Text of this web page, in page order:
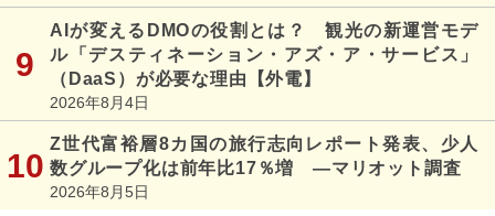
AIが変えるDMOの役割とは？ 観光の新運営モデ
ル「デスティネーション・アズ・ア・サービス」
（DaaS）が必要な理由【外電】
2026年8月4日
Z世代富裕層8カ国の旅行志向レポート発表、少人
数グループ化は前年比17％増 ―マリオット調査
2026年8月5日